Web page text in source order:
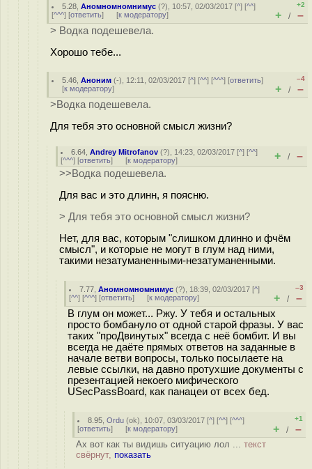
5.28 ,Аномномномнимус (?), 10:57, 02/03/2017 [^] [^^]
[^^^] [ответить] [к модератору]
+2
+ / –
> Водка подешевела.
Хорошо тебе...
5.46 ,Аноним (-), 12:11, 02/03/2017 [^] [^^] [^^^] [ответить]
[к модератору]
–4
+ / –
>Водка подешевела.
Для тебя это основной смысл жизни?
6.64 ,Andrey Mitrofanov (?), 14:23, 02/03/2017 [^] [^^]
[^^^] [ответить] [к модератору] + / –
>>Водка подешевела.
Для вас и это длинн, я поясню.
> Для тебя это основной смысл жизни?
Нет, для вас, которым "слишком длинно и фчём
смысл", и которые не могут в глум над ними,
такими незатуманенными-незатуманенными.
7.77 ,Аномномномнимус (?), 18:39, 02/03/2017 [^]
[^^] [^^^] [ответить] [к модератору]
–3
+ / –
В глум он может... Ржу. У тебя и остальных
просто бомбануло от одной старой фразы. У вас
таких "проДвинутых" всегда с неё бомбит. И вы
всегда не даёте прямых ответов на заданные в
начале ветви вопросы, только посылаете на
левые ссылки, на давно протухшие документы с
презентацией некоего мифического
USecPassBoard, как панацеи от всех бед.
8.95 ,Ordu (ok), 10:07, 03/03/2017 [^] [^^] [^^^]
[ответить] [к модератору]
+1
+ / –
Ах вот как ты видишь ситуацию лол ... текст
свёрнут, показать